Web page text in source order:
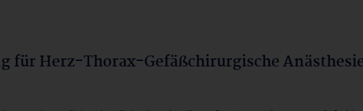
für Herz-Thorax-Gefäßchirurgische